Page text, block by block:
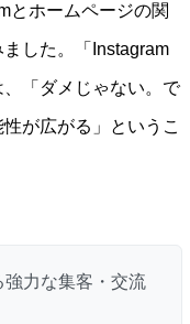
とホームページの関
した。「Instagram
「ダメじゃない。で
が広がる」というこ
力な集客・交流